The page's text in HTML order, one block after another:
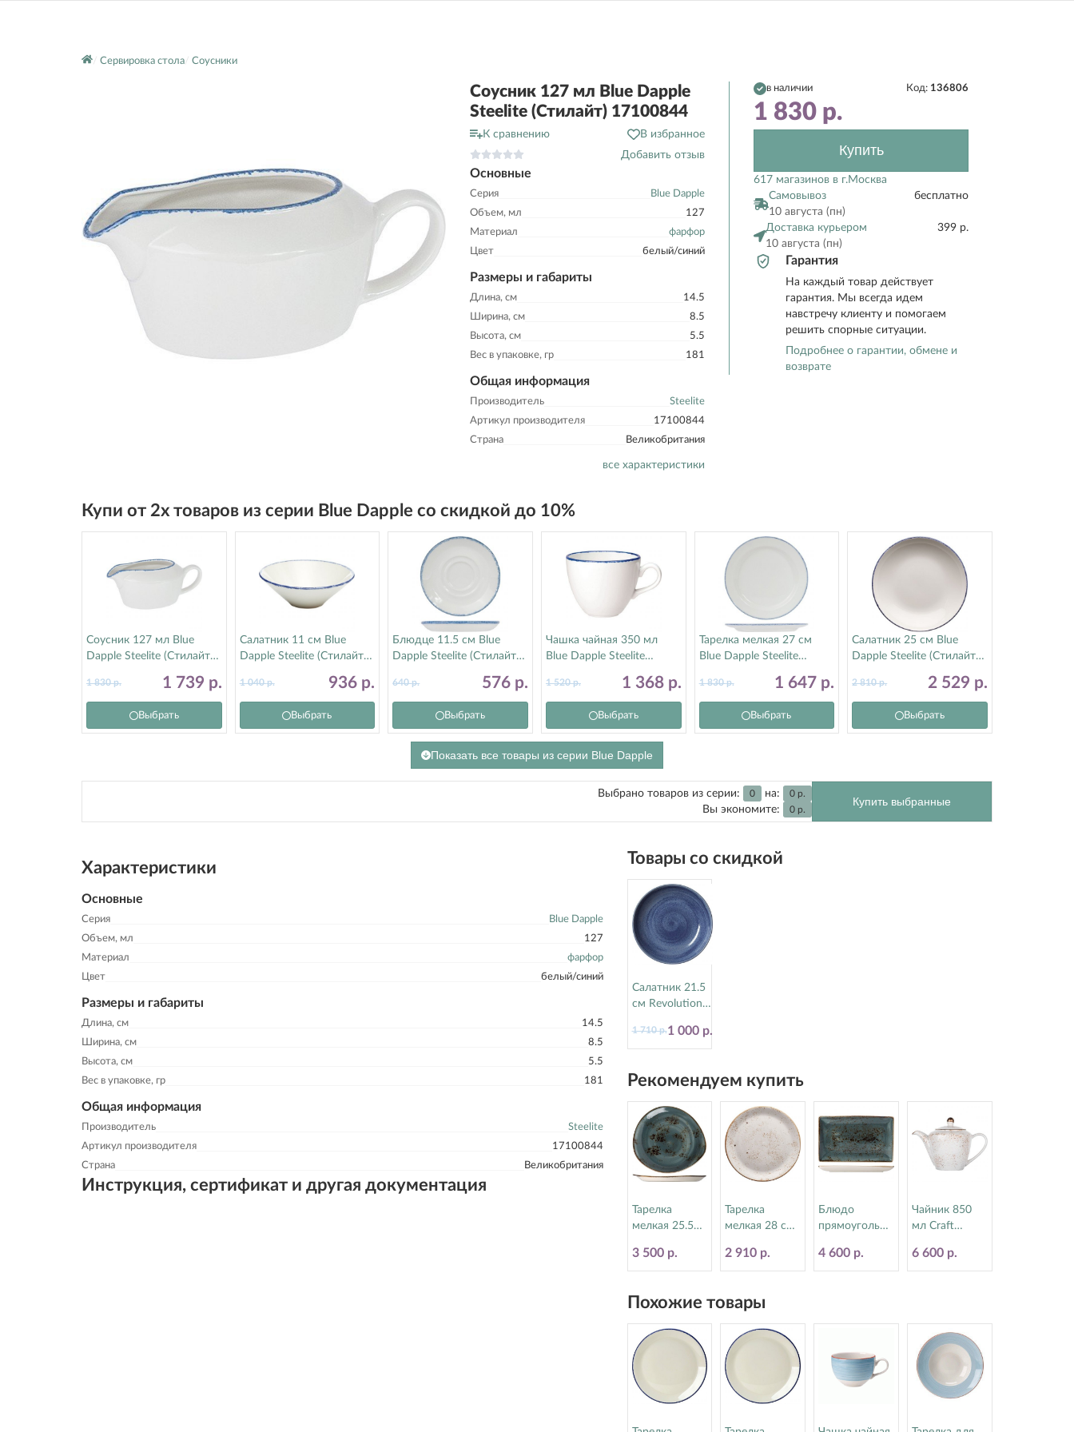
Сервировка стола Соусники
Соусник 127 мл Blue Dapple
Steelite (Стилайт) 17100844
К сравнению
В избранное
Добавить отзыв
Основные
Серия
Blue Dapple
Объем, мл
127
Материал
фарфор
Цвет
белый/синий
Размеры и габариты
Длина, см
14.5
Ширина, см
8.5
Высота, см
5.5
Вес в упаковке, гр
181
Общая информация
Производитель
Steelite
Артикул производителя
17100844
Страна
Великобритания
все характеристики
в наличии Код: 136806
1 830 р.
Купить
617 магазинов в г.Москва
Самовывоз
10 августа (пн)
бесплатно
Доставка курьером
10 августа (пн)
399 р.
Гарантия
На каждый товар действует
гарантия. Мы всегда идем
навстречу клиенту и помогаем
решить спорные ситуации.
Подробнее о гарантии, обмене и
возврате
Купи от 2х товаров из серии Blue Dapple со скидкой до 10%
Соусник 127 мл Blue
Dapple Steelite (Стилайт)
1 739 р.
1 830р.
Выбрать
Салатник 11 см Blue
Dapple Steelite (Стилайт)
936 р.
1 040р.
Выбрать
Блюдце 11.5 см Blue
Dapple Steelite (Стилайт)
576 р.
640р.
Выбрать
Чашка чайная 350 мл
Blue Dapple Steelite
1 368 р.
1 520р.
Выбрать
Тарелка мелкая 27 см
Blue Dapple Steelite
1 647 р.
1 830р.
Выбрать
Салатник 25 см Blue
Dapple Steelite (Стилайт)
2 529 р.
2 810р.
Выбрать
Показать все товары из серии Blue Dapple
Выбрано товаров из серии: 0 на: 0 р.
Вы экономите: 0 р.
Купить выбранные
Характеристики
Основные
Серия
Blue Dapple
Объем, мл
127
Материал
фарфор
Цвет
белый/синий
Размеры и габариты
Длина, см
14.5
Ширина, см
8.5
Высота, см
5.5
Вес в упаковке, гр
181
Общая информация
Производитель
Steelite
Артикул производителя
17100844
Страна
Великобритания
Инструкция, сертификат и другая документация
Товары со скидкой
Салатник 21.5
см Revolution
Steelite
(Стилайт)
1 000 р.
1 710 р.
Рекомендуем купить
Тарелка
мелкая 25.5
Steelite
(Стилайт)
3 500 р.
Тарелка
мелкая 28 см
Steelite
(Стилайт)
2 910 р.
Блюдо
прямоугольно
Craft Blue
Steelite
4 600 р.
Чайник 850
мл Craft
(Стилайт)
11550833
6 600 р.
Похожие товары